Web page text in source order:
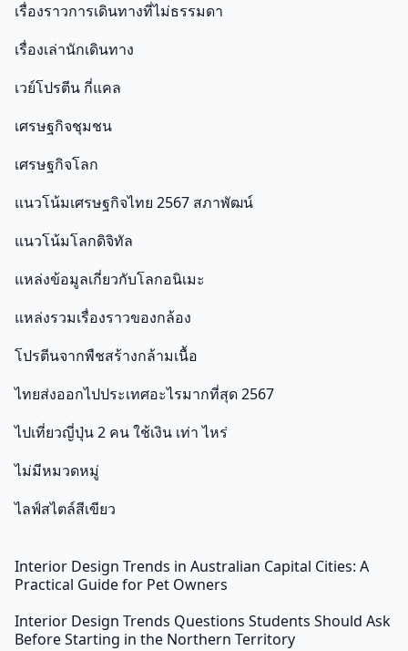
เรื่องราวการเดินทางที่ไม่ธรรมดา
เรื่องเล่านักเดินทาง
เวย์โปรตีน กี่แคล
เศรษฐกิจชุมชน
เศรษฐกิจโลก
แนวโน้มเศรษฐกิจไทย 2567 สภาพัฒน์
แนวโน้มโลกดิจิทัล
แหล่งข้อมูลเกี่ยวกับโลกอนิเมะ
แหล่งรวมเรื่องราวของกล้อง
โปรตีนจากพืชสร้างกล้ามเนื้อ
ไทยส่งออกไปประเทศอะไรมากที่สุด 2567
ไปเที่ยวญี่ปุ่น 2 คน ใช้เงิน เท่า ไหร่
ไม่มีหมวดหมู่
ไลฟ์สไตล์สีเขียว
Interior Design Trends in Australian Capital Cities: A
Practical Guide for Pet Owners
Interior Design Trends Questions Students Should Ask
Before Starting in the Northern Territory